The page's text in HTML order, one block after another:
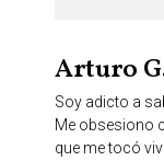
Arturo
Soy adicto a
Me obsesiono
que me tocó